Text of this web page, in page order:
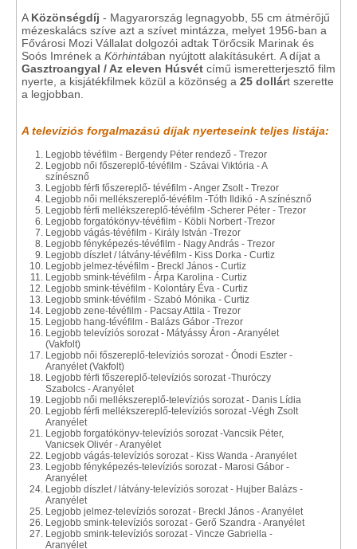
A Közönségdíj - Magyarország legnagyobb, 55 cm átmérőjű
mézeskalács szíve azt a szívet mintázza, melyet 1956-ban a
Fővárosi Mozi Vállalat dolgozói adtak Törőcsik Marinak és
Soós Imrének a Körhintában nyújtott alakításukért. A díjat a
Gasztroangyal / Az eleven Húsvét című ismeretterjesztő film
nyerte, a kisjátékfilmek közül a közönség a 25 dollárt szerette
a legjobban.
A televíziós forgalmazású díjak nyerteseink teljes listája:
Legjobb tévéfilm - Bergendy Péter rendező - Trezor
Legjobb női főszereplő-tévéfilm - Szávai Viktória - A
színésznő
Legjobb férfi főszereplő- tévéfilm - Anger Zsolt - Trezor
Legjobb női mellékszereplő-tévéfilm -Tóth Ildikó - A színésznő
Legjobb férfi mellékszereplő-tévéfilm -Scherer Péter - Trezor
Legjobb forgatókönyv-tévéfilm - Köbli Norbert -Trezor
Legjobb vágás-tévéfilm - Király István -Trezor
Legjobb fényképezés-tévéfilm - Nagy András - Trezor
Legjobb díszlet / látvány-tévéfilm - Kiss Dorka - Curtiz
Legjobb jelmez-tévéfilm - Breckl János - Curtiz
Legjobb smink-tévéfilm - Árpa Karolina - Curtiz
Legjobb smink-tévéfilm - Kolontáry Éva - Curtiz
Legjobb smink-tévéfilm - Szabó Mónika - Curtiz
Legjobb zene-tévéfilm - Pacsay Attila - Trezor
Legjobb hang-tévéfilm - Balázs Gábor -Trezor
Legjobb televíziós sorozat - Mátyássy Áron - Aranyélet
(Vakfolt)
Legjobb női főszereplő-televíziós sorozat - Ónodi Eszter -
Aranyélet (Vakfolt)
Legjobb férfi főszereplő-televíziós sorozat -Thuróczy
Szabolcs - Aranyélet
Legjobb női mellékszereplő-televíziós sorozat - Danis Lídia
Legjobb férfi mellékszereplő-televíziós sorozat -Végh Zsolt
Aranyélet
Legjobb forgatókönyv-televíziós sorozat -Vancsik Péter,
Vanicsek Olivér - Aranyélet
Legjobb vágás-televíziós sorozat - Kiss Wanda - Aranyélet
Legjobb fényképezés-televíziós sorozat - Marosi Gábor -
Aranyélet
Legjobb díszlet / látvány-televíziós sorozat - Hujber Balázs -
Aranyélet
Legjobb jelmez-televíziós sorozat - Breckl János - Aranyélet
Legjobb smink-televíziós sorozat - Gerő Szandra - Aranyélet
Legjobb smink-televíziós sorozat - Vincze Gabriella -
Aranyélet